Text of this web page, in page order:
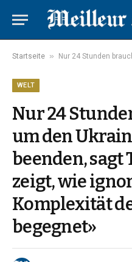
Startseite » Nur 24 Stunden brauche er, um den Ukraine-Krieg
WELT
Nur 24
um den
beenden, sagt
zeigt, wie
Komplexität
begegnet»